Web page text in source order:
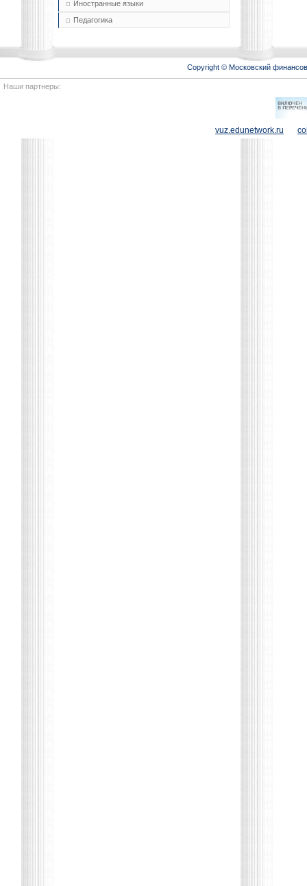
Иностранные языки
Педагогика
Copyright © Московский
Наши партнеры:
vuz.edunetwork.ru